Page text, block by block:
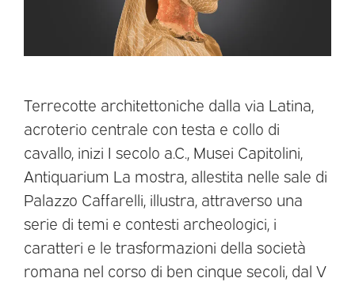
Terrecotte architettoniche dalla via Latina,
acroterio centrale con testa e collo di
cavallo, inizi I secolo a.C., Musei Capitolini,
Antiquarium La mostra, allestita nelle sale di
Palazzo Caffarelli, illustra, attraverso una
serie di temi e contesti archeologici, i
caratteri e le trasformazioni della società
romana nel corso di ben cinque secoli, dal V